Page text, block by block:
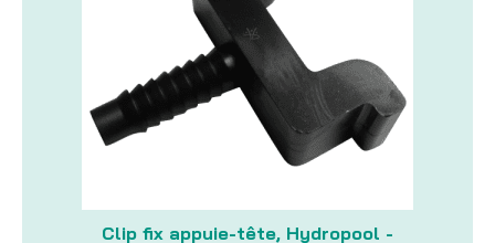
Clip fix appuie-tête, Hydropool -